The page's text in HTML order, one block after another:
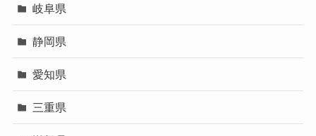
岐阜県
静岡県
愛知県
三重県